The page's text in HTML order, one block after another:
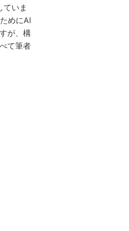
ていま
めにAI
が、構
て筆者